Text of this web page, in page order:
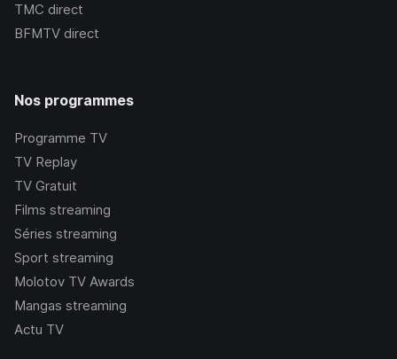
TMC direct
BFMTV direct
Nos programmes
Programme TV
TV Replay
TV Gratuit
Films streaming
Séries streaming
Sport streaming
Molotov TV Awards
Mangas streaming
Actu TV